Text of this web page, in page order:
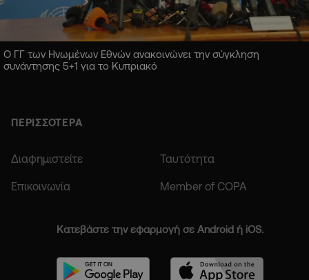
Ο ΓΓ των Ηνωμένων Εθνών ανακοινώνει την σύγκληση
συνάντησης 5+1 για το Κυπριακό
ΠΕΡΙΣΣΟΤΕΡΑ
Διαφημιστείτε Ταυτότητα
Επικοινωνία Member of COPA
Κατεβάστε την εφαρμογή σε Android ή iOS.